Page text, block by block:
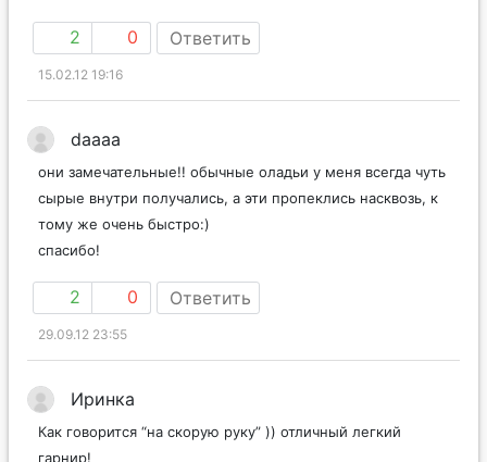
2 0 Ответить
15.02.12 19:16
daaaa
они замечательные!! обычные оладьи у меня всегда чуть
сырые внутри получались, а эти пропеклись насквозь, к
тому же очень быстро:)
спасибо!
2 0 Ответить
29.09.12 23:55
Иринка
Как говорится “на скорую руку” )) отличный легкий
гарнир!